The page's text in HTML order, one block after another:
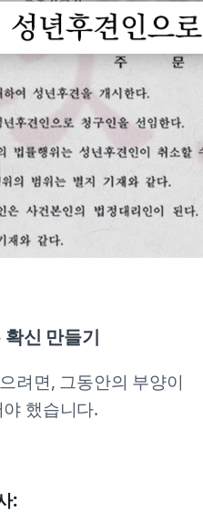
신 만들기
려면, 그동안의 부양이
했습니다.
: